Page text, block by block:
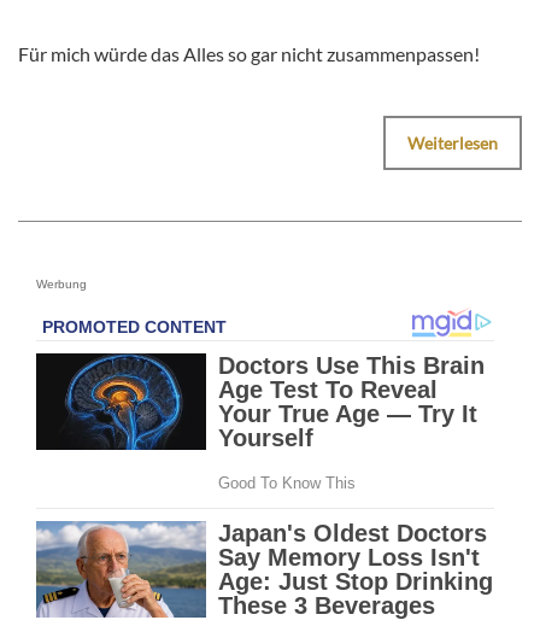
Für mich würde das Alles so gar nicht zusammenpassen!
Weiterlesen
Werbung